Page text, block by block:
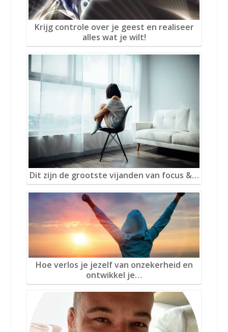
Krijg controle over je geest en realiseer
alles wat je wilt!
Dit zijn de grootste vijanden van focus &…
Hoe verlos je jezelf van onzekerheid en
ontwikkel je…